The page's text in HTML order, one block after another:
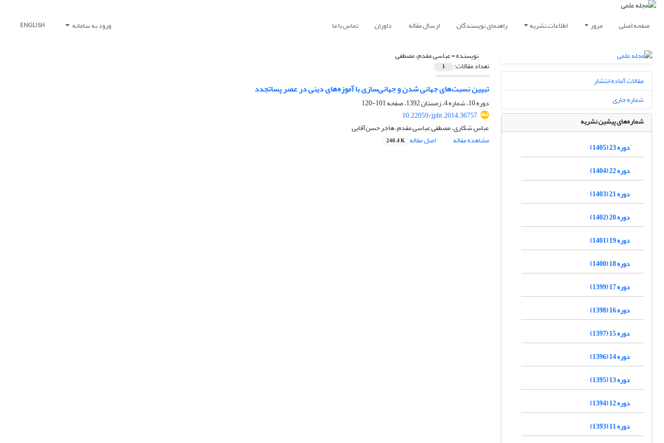
صفحه اصلی مرور اطلاعات نشریه راهنمای نویسندگان ارسال مقاله داوران تماس با ما ورود به سامانه ENGLISH
نویسنده =عباسی مقدم، مصطفی
تعداد مقالات: 1
تبیین نسبت‌های جهانی شدن و جهانی‌سازی با آموزه‌های دینی در عصر پساتجدد
دوره 10، شماره 4، زمستان 1392، صفحه
101-120
10.22059/jpht.2014.36757
عباس شکاری، مصطفی عباسی مقدم، هاجر حسن‌آقایی
مشاهده مقاله
اصل مقاله 240.4 K
مقالات آماده انتشار
شماره جاری
شماره‌های پیشین نشریه
دوره 23 (1405)
دوره 22 (1404)
دوره 21 (1403)
دوره 20 (1402)
دوره 19 (1401)
دوره 18 (1400)
دوره 17 (1399)
دوره 16 (1398)
دوره 15 (1397)
دوره 14 (1396)
دوره 13 (1395)
دوره 12 (1394)
دوره 11 (1393)